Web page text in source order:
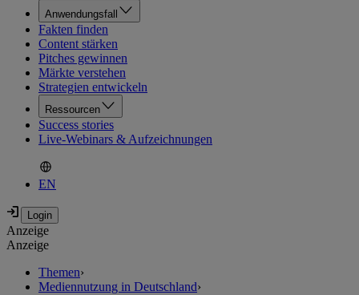
Anwendungsfall
Fakten finden
Content stärken
Pitches gewinnen
Märkte verstehen
Strategien entwickeln
Ressourcen
Success stories
Live-Webinars & Aufzeichnungen
EN
Anzeige
Anzeige
Themen›
Mediennutzung in Deutschland›